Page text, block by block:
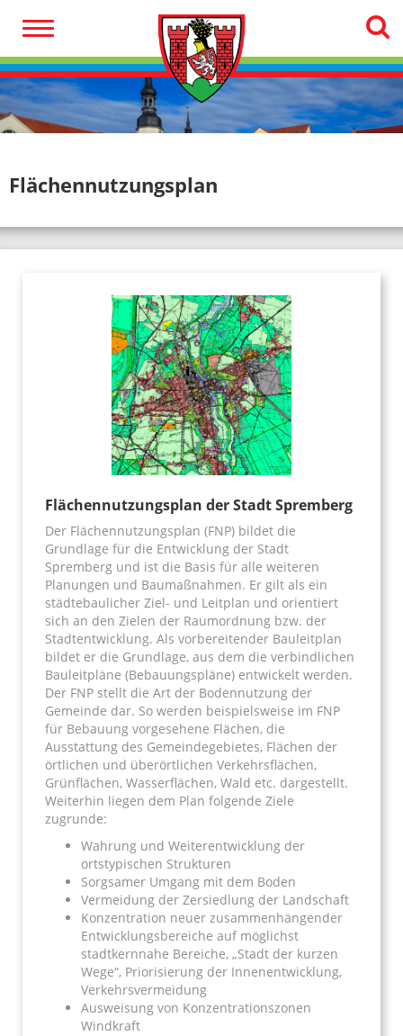
Flächennutzungsplan
Flächennutzungsplan der Stadt Spremberg
Der Flächennutzungsplan (FNP) bildet die
Grundlage für die Entwicklung der Stadt
Spremberg und ist die Basis für alle weiteren
Planungen und Baumaßnahmen. Er gilt als ein
städtebaulicher Ziel- und Leitplan und orientiert
sich an den Zielen der Raumordnung bzw. der
Stadtentwicklung. Als vorbereitender Bauleitplan
bildet er die Grundlage, aus dem die verbindlichen
Bauleitpläne (Bebauungspläne) entwickelt werden.
Der FNP stellt die Art der Bodennutzung der
Gemeinde dar. So werden beispielsweise im FNP
für Bebauung vorgesehene Flächen, die
Ausstattung des Gemeindegebietes, Flächen der
örtlichen und überörtlichen Verkehrsflächen,
Grünflächen, Wasserflächen, Wald etc. dargestellt.
Weiterhin liegen dem Plan folgende Ziele
zugrunde:
Wahrung und Weiterentwicklung der
ortstypischen Strukturen
Sorgsamer Umgang mit dem Boden
Vermeidung der Zersiedlung der Landschaft
Konzentration neuer zusammenhängender
Entwicklungsbereiche auf möglichst
stadtkernnahe Bereiche, „Stadt der kurzen
Wege“, Priorisierung der Innenentwicklung,
Verkehrsvermeidung
Ausweisung von Konzentrationszonen
Windkraft